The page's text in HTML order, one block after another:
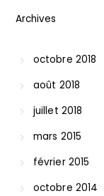
Archives
octobre 2018
août 2018
juillet 2018
mars 2015
février 2015
octobre 2014